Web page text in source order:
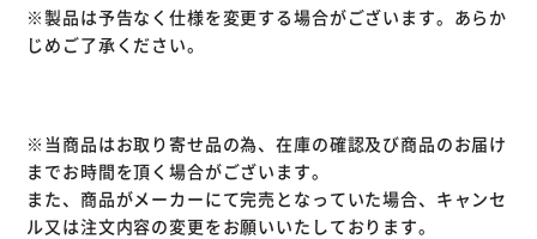
◆裏生地には、通気性の良いメッシュ素材を使用しており速
乾性があります。
※製品は予告なく仕様を変更する場合がございます。あらか
じめご了承ください。
※当商品はお取り寄せ品の為、在庫の確認及び商品のお届け
までお時間を頂く場合がございます。
また、商品がメーカーにて完売となっていた場合、キャンセ
ル又は注文内容の変更をお願いいたしております。